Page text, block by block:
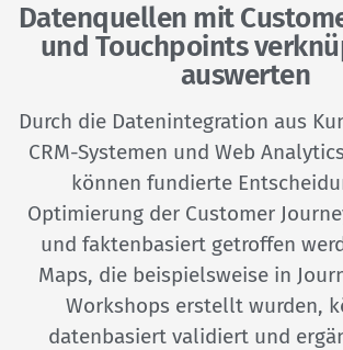
Datenquellen mit
und Touchpoints
auswerten
Durch die Datenintegration aus
CRM-Systemen und Web
können fundierte
Optimierung der Customer
und faktenbasiert getroffen
Maps, die beispielsweise in
Workshops erstellt wurden,
datenbasiert validiert und